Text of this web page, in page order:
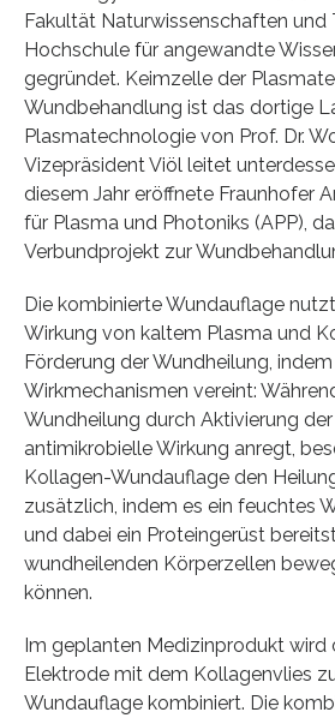
Fakultät Naturwissenschaften und
Hochschule für angewandte
gegründet. Keimzelle der
Wundbehandlung ist das dortige
Plasmatechnologie von Prof. Dr.
Vizepräsident Viöl leitet
diesem Jahr eröffnete Fraunhofer
für Plasma und Photoniks (APP),
Verbundprojekt zur
Die kombinierte Wundauflage
Wirkung von kaltem Plasma und
Förderung der Wundheilung,
Wirkmechanismen vereint:
Wundheilung durch Aktivierung
antimikrobielle Wirkung anregt,
Kollagen-Wundauflage den
zusätzlich, indem es ein feuchtes
und dabei ein Proteingerüst
wundheilenden Körperzellen
können.
Im geplanten Medizinprodukt wird
Elektrode mit dem Kollagenvlies
Wundauflage kombiniert. Die